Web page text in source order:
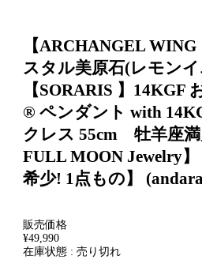
【ARCHANGEL
スタル美原石(レモン
【SORARIS 】14KGF
® ペンダント with
クレス 55cm 牡羊座
FULL MOON Jewelry
希少! 1点もの】
販売価格
¥49,990
在庫状態 : 売り切れ